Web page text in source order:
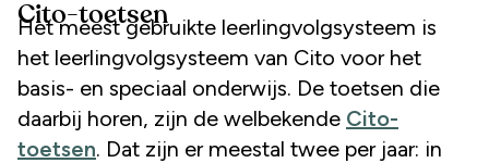
Cito-toetsen
Het meest gebruikte leerlingvolgsysteem is
het leerlingvolgsysteem van Cito voor het
basis- en speciaal onderwijs. De toetsen die
daarbij horen, zijn de welbekende Cito-
toetsen. Dat zijn er meestal twee per jaar: in